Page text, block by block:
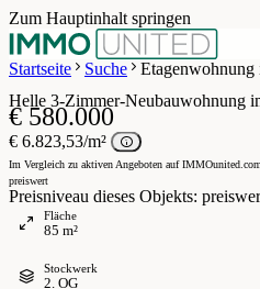
Zum Hauptinhalt springen
Startseite
Suche Etagenwohnung
/ 19Grundriss
Helle 3-Zimmer-Neubauwohnung
€ 580.000
€ 6.823,53/m²
Im Vergleich zu aktiven Angeboten auf IMMOunited.com
preiswert
Preisniveau dieses Objekts:
Fläche
85 m²
Stockwerk
2. OG